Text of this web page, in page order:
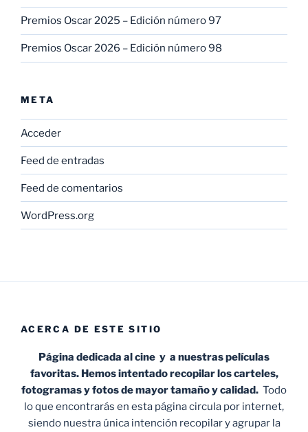
Premios Oscar 2025 – Edición número 97
Premios Oscar 2026 – Edición número 98
META
Acceder
Feed de entradas
Feed de comentarios
WordPress.org
ACERCA DE ESTE SITIO
Página dedicada al cine y a nuestras películas
favoritas. Hemos intentado recopilar los carteles,
fotogramas y fotos de mayor tamaño y calidad. Todo
lo que encontrarás en esta página circula por internet,
siendo nuestra única intención recopilar y agrupar la